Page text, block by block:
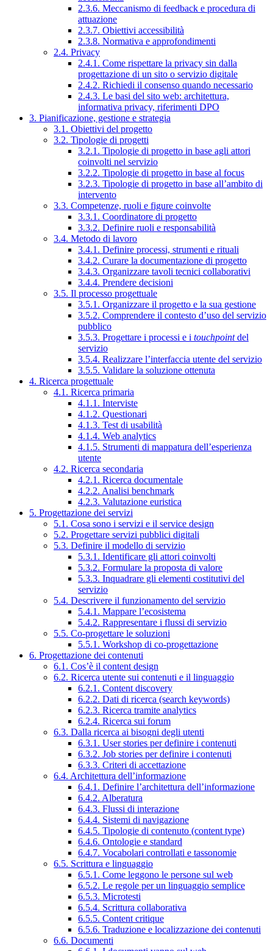
2.3.6. Meccanismo di feedback e procedura di
attuazione
2.3.7. Obiettivi accessibilità
2.3.8. Normativa e approfondimenti
2.4. Privacy
2.4.1. Come rispettare la privacy sin dalla
progettazione di un sito o servizio digitale
2.4.2. Richiedi il consenso quando necessario
2.4.3. Le basi del sito web: architettura,
informativa privacy, riferimenti DPO
3. Pianificazione, gestione e strategia
3.1. Obiettivi del progetto
3.2. Tipologie di progetti
3.2.1. Tipologie di progetto in base agli attori
coinvolti nel servizio
3.2.2. Tipologie di progetto in base al focus
3.2.3. Tipologie di progetto in base all’ambito di
intervento
3.3. Competenze, ruoli e figure coinvolte
3.3.1. Coordinatore di progetto
3.3.2. Definire ruoli e responsabilità
3.4. Metodo di lavoro
3.4.1. Definire processi, strumenti e rituali
3.4.2. Curare la documentazione di progetto
3.4.3. Organizzare tavoli tecnici collaborativi
3.4.4. Prendere decisioni
3.5. Il processo progettuale
3.5.1. Organizzare il progetto e la sua gestione
3.5.2. Comprendere il contesto d’uso del servizio
pubblico
3.5.3. Progettare i processi e i touchpointdel
servizio
3.5.4. Realizzare l’interfaccia utente del servizio
3.5.5. Validare la soluzione ottenuta
4. Ricerca progettuale
4.1. Ricerca primaria
4.1.1. Interviste
4.1.2. Questionari
4.1.3. Test di usabilità
4.1.4. Web analytics
4.1.5. Strumenti di mappatura dell’esperienza
utente
4.2. Ricerca secondaria
4.2.1. Ricerca documentale
4.2.2. Analisi benchmark
4.2.3. Valutazione euristica
5. Progettazione dei servizi
5.1. Cosa sono i servizi e il service design
5.2. Progettare servizi pubblici digitali
5.3. Definire il modello di servizio
5.3.1. Identificare gli attori coinvolti
5.3.2. Formulare la proposta di valore
5.3.3. Inquadrare gli elementi costitutivi del
servizio
5.4. Descrivere il funzionamento del servizio
5.4.1. Mappare l’ecosistema
5.4.2. Rappresentare i flussi di servizio
5.5. Co-progettare le soluzioni
5.5.1. Workshop di co-progettazione
6. Progettazione dei contenuti
6.1. Cos’è il content design
6.2. Ricerca utente sui contenuti e il linguaggio
6.2.1. Content discovery
6.2.2. Dati di ricerca (search keywords)
6.2.3. Ricerca tramite analytics
6.2.4. Ricerca sui forum
6.3. Dalla ricerca ai bisogni degli utenti
6.3.1. User stories per definire i contenuti
6.3.2. Job stories per definire i contenuti
6.3.3. Criteri di accettazione
6.4. Architettura dell’informazione
6.4.1. Definire l’architettura dell’informazione
6.4.2. Alberatura
6.4.3. Flussi di interazione
6.4.4. Sistemi di navigazione
6.4.5. Tipologie di contenuto (content type)
6.4.6. Ontologie e standard
6.4.7. Vocabolari controllati e tassonomie
6.5. Scrittura e linguaggio
6.5.1. Come leggono le persone sul web
6.5.2. Le regole per un linguaggio semplice
6.5.3. Microtesti
6.5.4. Scrittura collaborativa
6.5.5. Content critique
6.5.6. Traduzione e localizzazione dei contenuti
6.6. Documenti